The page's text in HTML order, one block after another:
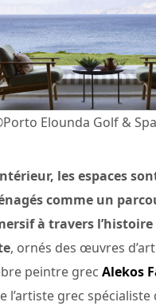
Elounda Golf &
les espaces
comme un
à travers l’histoire
, ornés des œuvres
peintre grec Alekos
l’artiste grec spécialiste